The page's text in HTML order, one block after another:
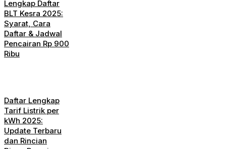
Lengkap Daftar
BLT Kesra 2025:
Syarat, Cara
Daftar & Jadwal
Pencairan Rp 900
Ribu
Daftar Lengkap
Tarif Listrik per
kWh 2025:
Update Terbaru
dan Rincian